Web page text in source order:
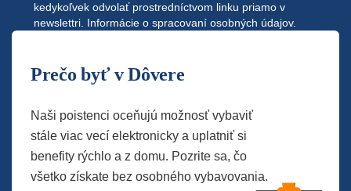
kedykoľvek odvolať prostredníctvom linku priamo v
newslettri. Informácie o spracovaní osobných údajov.
Prečo byť v Dôvere
Naši poistenci oceňujú možnosť vybaviť
stále viac vecí elektronicky a uplatniť si
benefity rýchlo a z domu. Pozrite sa, čo
všetko získate bez osobného vybavovania.